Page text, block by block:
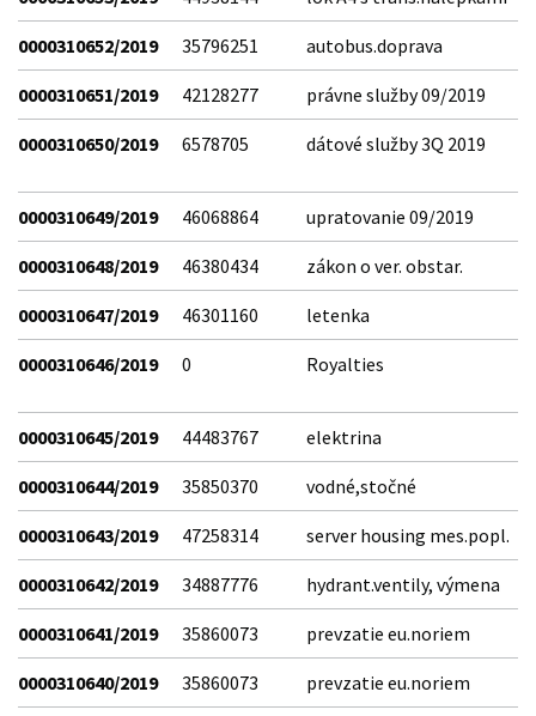
0000310652/2019 35796251 autobus.doprava
0000310651/2019 42128277 právne služby 09/2019
0000310650/2019 6578705 dátové služby 3Q 2019
0000310649/2019 46068864 upratovanie 09/2019
0000310648/2019 46380434 zákon o ver. obstar.
0000310647/2019 46301160 letenka
0000310646/2019 0 Royalties
0000310645/2019 44483767 elektrina
0000310644/2019 35850370 vodné,stočné
0000310643/2019 47258314 server housing mes.popl.
0000310642/2019 34887776 hydrant.ventily, výmena
0000310641/2019 35860073 prevzatie eu.noriem
0000310640/2019 35860073 prevzatie eu.noriem